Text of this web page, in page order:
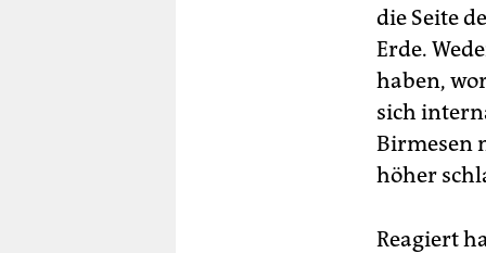
die Seite
Erde.
haben,
sich
Birmesen
höher
Reagiert